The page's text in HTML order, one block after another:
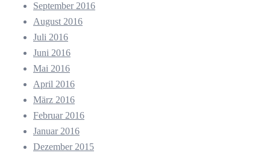
September 2016
August 2016
Juli 2016
Juni 2016
Mai 2016
April 2016
März 2016
Februar 2016
Januar 2016
Dezember 2015